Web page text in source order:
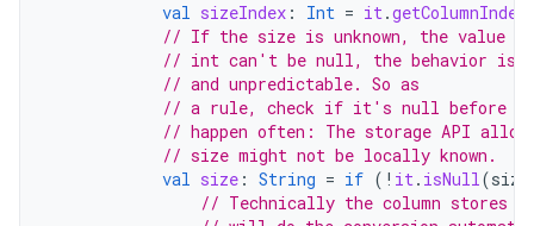
val sizeIndex : Int = it.getColumnIndex
// If the size is unknown, the value
// int can't be null, the behavior is
// and unpredictable. So as
// a rule, check if it's null before
// happen often: The storage API
// size might not be locally known.
val size : String = if ( ! it. isNull(
// Technically the column stores